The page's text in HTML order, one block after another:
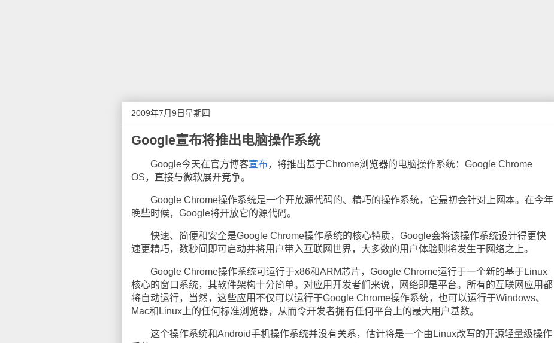
2009年7月9日星期四
Google宣布将推出电脑操作系统
Google今天在官方博客宣布，将推出基于Chrome浏览器的电脑操作系统：Google Chrome
OS，直接与微软展开竞争。
Google Chrome操作系统是一个开放源代码的、精巧的操作系统，它最初会针对上网本。在今年
晚些时候，Google将开放它的源代码。
快速、简便和安全是Google Chrome操作系统的核心特质，Google会将该操作系统设计得更快
速更精巧，数秒间即可启动并将用户带入互联网世界，大多数的用户体验则将发生于网络之上。
Google Chrome操作系统可运行于x86和ARM芯片，Google Chrome运行于一个新的基于Linux
核心的窗口系统，其软件架构十分简单。对应用开发者们来说，网络即是平台。所有的互联网应用都
将自动运行，当然，这些应用不仅可以运行于Google Chrome操作系统，也可以运行于Windows、
Mac和Linux上的任何标准浏览器，从而令开发者拥有任何平台上的最大用户基数。
这个操作系统和Android手机操作系统并没有关系，估计将是一个由Linux改写的开源轻量级操作